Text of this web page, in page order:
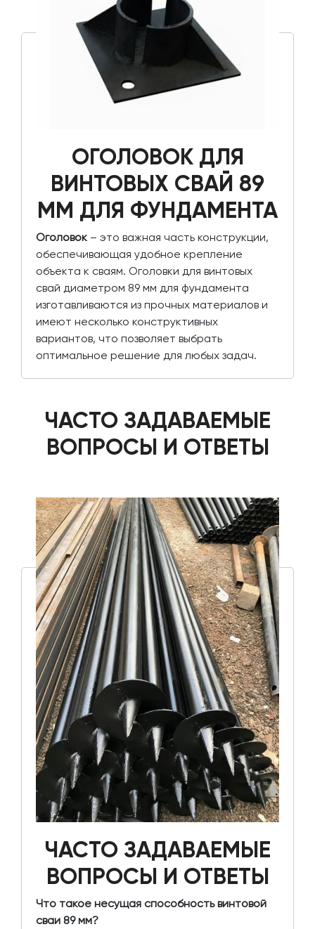
ОГОЛОВОК ДЛЯ
ВИНТОВЫХ СВАЙ 89
ММ ДЛЯ ФУНДАМЕНТА
Оголовок– это важная часть конструкции,
обеспечивающая удобное крепление
объекта к сваям. Оголовки для винтовых
свай диаметром 89 мм для фундамента
изготавливаются из прочных материалов и
имеют несколько конструктивных
вариантов, что позволяет выбрать
оптимальное решение для любых задач.
ЧАСТО ЗАДАВАЕМЫЕ
ВОПРОСЫ И ОТВЕТЫ
ЧАСТО ЗАДАВАЕМЫЕ
ВОПРОСЫ И ОТВЕТЫ
Что такое несущая способность винтовой
сваи 89 мм?